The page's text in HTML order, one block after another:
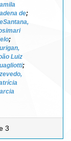
de;
;
Luiz
;
3